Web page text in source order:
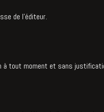
de l’éditeur.
à tout moment et sans